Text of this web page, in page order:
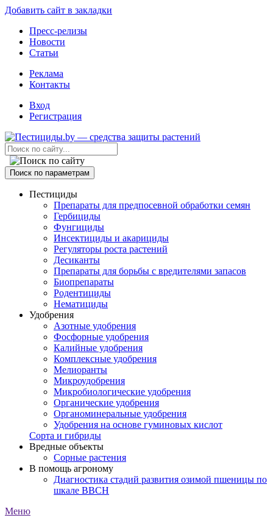
Добавить сайт в закладки
Пресс-релизы
Новости
Статьи
Реклама
Контакты
Вход
Регистрация
Поиск по параметрам
Пестициды
Препараты для предпосевной обработки семян
Гербициды
Фунгициды
Инсектициды и акарициды
Регуляторы роста растений
Десиканты
Препараты для борьбы с вредителями запасов
Биопрепараты
Родентициды
Нематициды
Удобрения
Азотные удобрения
Фосфорные удобрения
Калийные удобрения
Комплексные удобрения
Мелиоранты
Микроудобрения
Микробиологические удобрения
Органические удобрения
Органоминеральные удобрения
Удобрения на основе гуминовых кислот
Сорта и гибриды
Вредные объекты
Сорные растения
В помощь агроному
Диагностика стадий развития озимой пшеницы по
шкале ВВСН
Меню